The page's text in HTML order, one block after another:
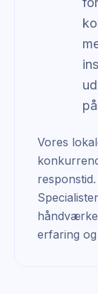
Vores
erfaring